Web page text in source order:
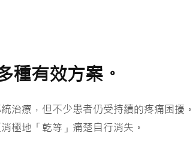
種有效方案。
治療，但不少患者仍受持續的疼痛困擾。
極地「乾等」痛楚自行消失。